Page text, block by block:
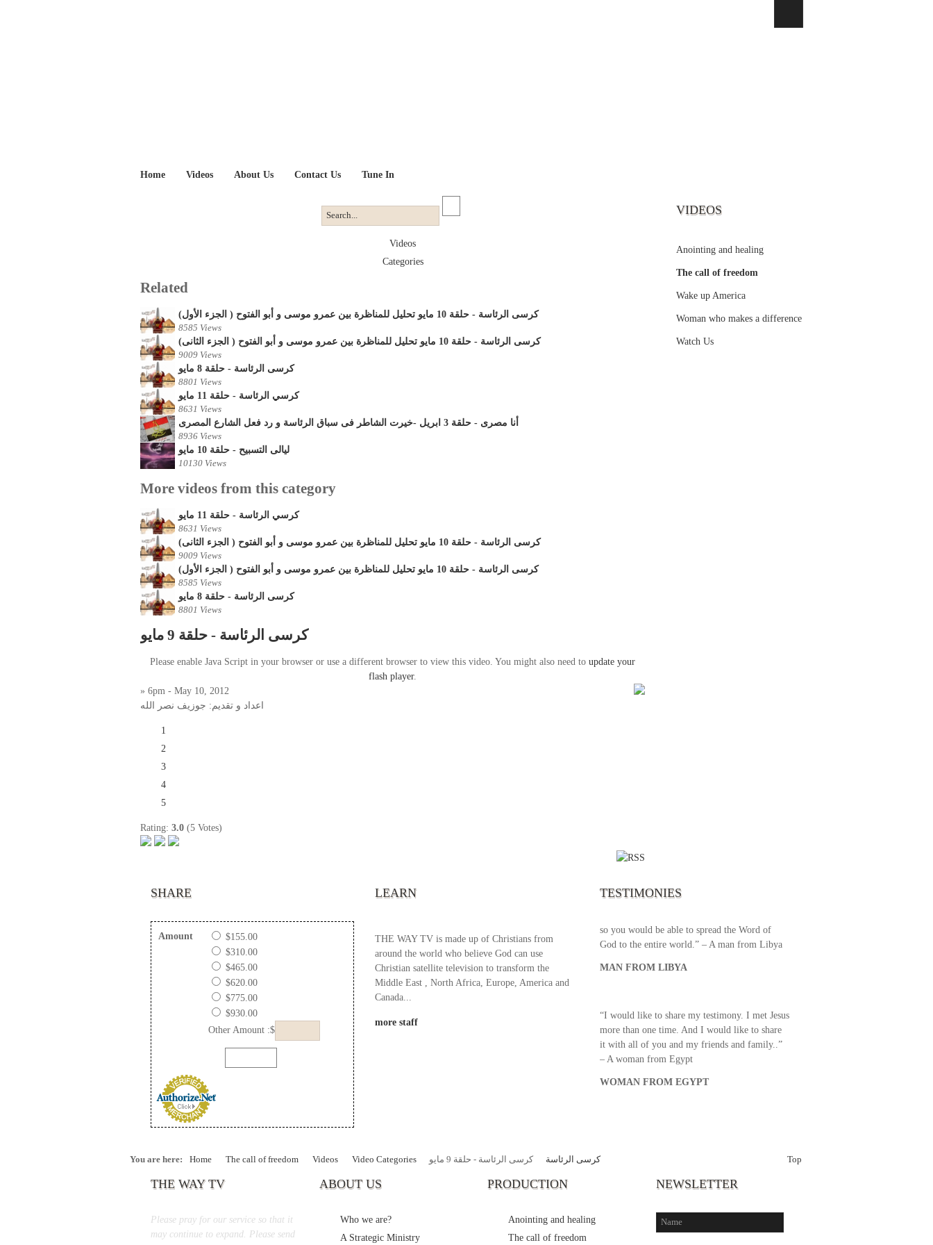
Home Videos About Us Contact Us Tune In
Videos
Categories
Related
كرسى الرئاسة - حلقة 10 مايو تحليل للمناظرة بين عمرو موسى و أبو الفتوح ( الجزء الأول)
8585 Views
كرسى الرئاسة - حلقة 10 مايو تحليل للمناظرة بين عمرو موسى و أبو الفتوح ( الجزء الثانى)
9009 Views
كرسى الرئاسة - حلقة 8 مايو
8801 Views
كرسي الرئاسة - حلقة 11 مايو
8631 Views
أنا مصرى - حلقة 3 ابريل -خيرت الشاطر فى سباق الرئاسة و رد فعل الشارع المصرى
8936 Views
ليالى التسبيح - حلقة 10 مايو
10130 Views
More videos from this category
كرسي الرئاسة - حلقة 11 مايو
8631 Views
كرسى الرئاسة - حلقة 10 مايو تحليل للمناظرة بين عمرو موسى و أبو الفتوح ( الجزء الثانى)
9009 Views
كرسى الرئاسة - حلقة 10 مايو تحليل للمناظرة بين عمرو موسى و أبو الفتوح ( الجزء الأول)
8585 Views
كرسى الرئاسة - حلقة 8 مايو
8801 Views
كرسى الرئاسة - حلقة 9 مايو
Please enable Java Script in your browser or use a different browser to view this video. You might also need to update your
flash player.
» 6pm - May 10, 2012
اعداد و تقديم: جوزيف نصر الله
1
2
3
4
5
Rating: 3.0 (5 Votes)
VIDEOS
Anointing and healing
The call of freedom
Wake up America
Woman who makes a difference
Watch Us
SHARE
Amount
$155.00
$310.00
$465.00
$620.00
$775.00
$930.00
Other Amount :$
LEARN
THE WAY TV is made up of Christians from
around the world who believe God can use
Christian satellite television to transform the
Middle East , North Africa, Europe, America and
Canada...
more staff
TESTIMONIES
your broadcast. I am overwhelmed with joy
excellent programs. Could you please extent
your airtime a bit so we can benefit more? May
so you would be able to spread the Word of
God to the entire world.” – A man from Libya
MAN FROM LIBYA
“I would like to share my testimony. I met Jesus
more than one time. And I would like to share
it with all of you and my friends and family..”
– A woman from Egypt
WOMAN FROM EGYPT
You are here: Home The call of freedom Videos Video Categories كرسى الرئاسة كرسى الرئاسة - حلقة 9 مايو Top
THE WAY TV
Please pray for our service so that it
may continue to expand. Please send
ABOUT US
Who we are?
A Strategic Ministry
PRODUCTION
Anointing and healing
The call of freedom
NEWSLETTER